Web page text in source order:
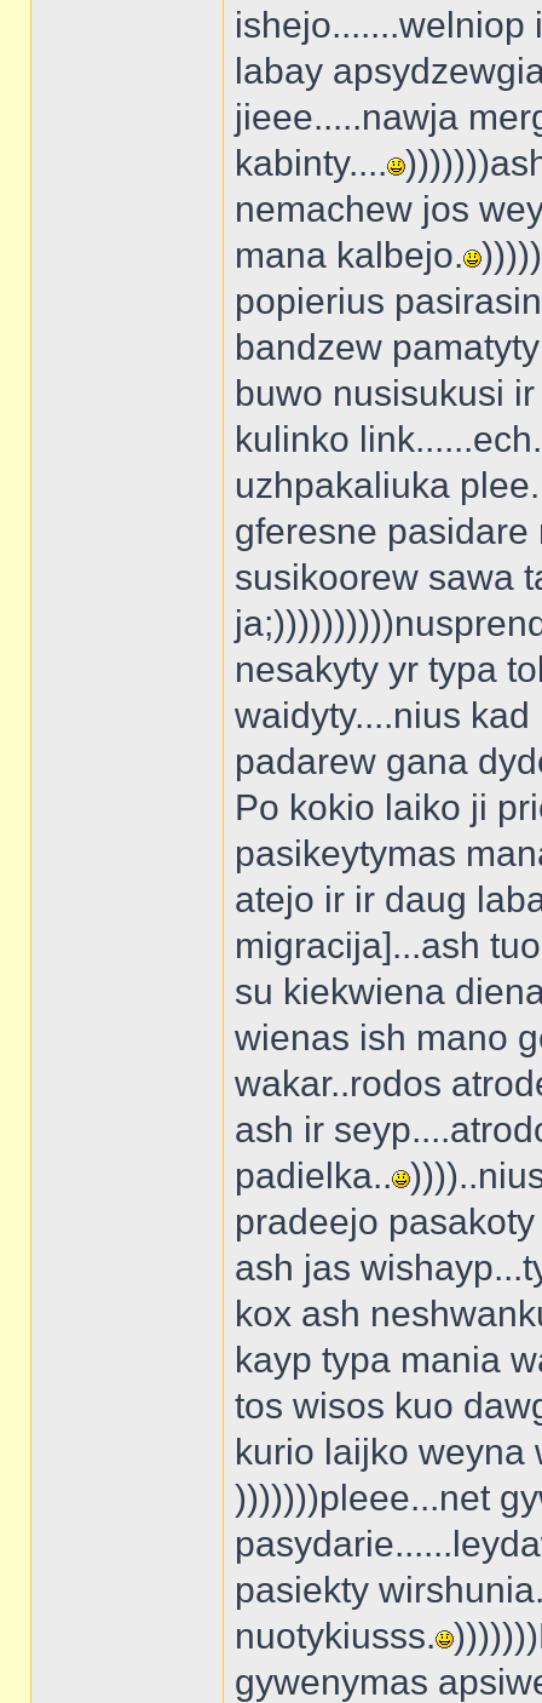
ishejo.......welniop
labay
jieee.....nawja
kabinty....
nemachew jos
mana kalbejo.
popierius
bandzew
buwo nusisukusi
kulinko
uzhpakaliuka
gferesne pasidare
susikoorew sawa
nesakyty yr typa
waidyty....nius
padarew gana
Po kokio laiko ji
pasikeytymas
atejo ir ir daug
migracija]...ash
su kiekwiena
wienas ish mano
wakar..rodos
ash ir
padielka..
pradeejo
ash jas
kox ash
kayp typa mania
tos wisos kuo
kurio laijko weyna
)))))))pleee...net
pasiekty
nuotykiusss.
gywenymas